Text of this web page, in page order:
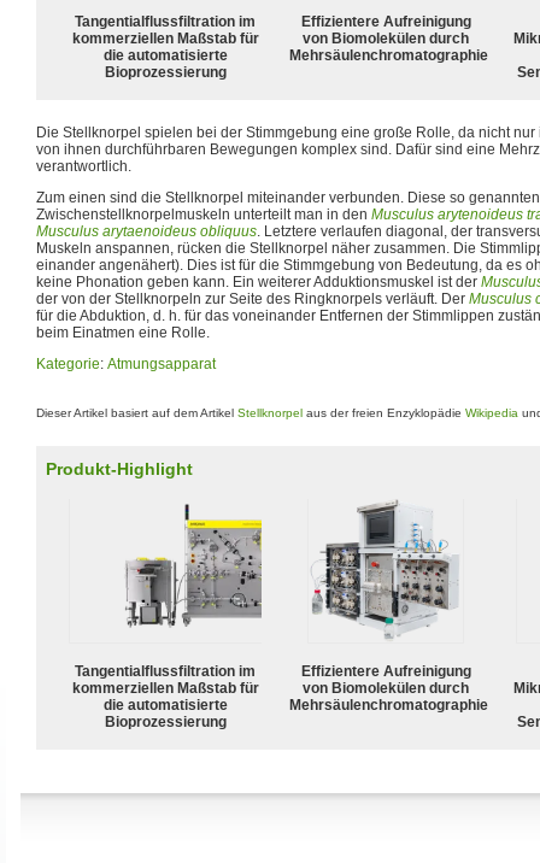
Tangentialflussfiltration im
kommerziellen Maßstab für
die automatisierte
Bioprozessierung
Effizientere Aufreinigung
von Biomolekülen durch
Mehrsäulenchromatographie
Die Stellknorpel spielen bei der Stimmgebung eine große Rolle, da nicht
von ihnen durchführbaren Bewegungen komplex sind. Dafür sind eine
verantwortlich.
Zum einen sind die Stellknorpel miteinander verbunden. Diese so genannten
Zwischenstellknorpelmuskeln unterteilt man in den Musculus arytenoideus
Musculus arytaenoideus obliquus. Letztere verlaufen diagonal, der
Muskeln anspannen, rücken die Stellknorpel näher zusammen. Die
einander angenähert). Dies ist für die Stimmgebung von Bedeutung, da es
keine Phonation geben kann. Ein weiterer Adduktionsmuskel ist der
der von der Stellknorpeln zur Seite des Ringknorpels verläuft. Der Musculus
für die Abduktion, d. h. für das voneinander Entfernen der Stimmlippen
beim Einatmen eine Rolle.
Kategorie: Atmungsapparat
Dieser Artikel basiert auf dem Artikel Stellknorpel aus der freien Enzyklopädie Wikipedia
Produkt-Highlight
Tangentialflussfiltration im
kommerziellen Maßstab für
die automatisierte
Bioprozessierung
Effizientere Aufreinigung
von Biomolekülen durch
Mehrsäulenchromatographie